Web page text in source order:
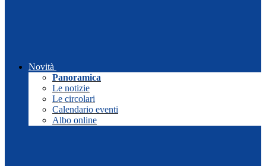
Novità
Panoramica
Le notizie
Le circolari
Calendario eventi
Albo online